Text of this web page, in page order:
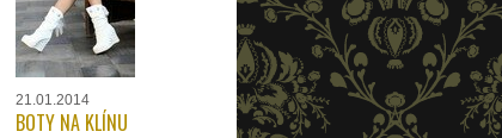
21.01.2014
BOTY NA KLÍNU